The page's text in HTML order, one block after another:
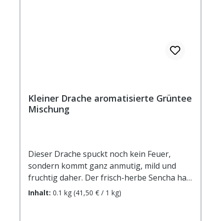
Kleiner Drache aromatisierte Grüntee
Mischung
Dieser Drache spuckt noch kein Feuer,
sondern kommt ganz anmutig, mild und
fruchtig daher. Der frisch-herbe Sencha hat
als aromatische Gegenspieler
Erdbeerscheiben und Rhabarberstücke, die
Inhalt: 0.1 kg (41,50 € / 1 kg)